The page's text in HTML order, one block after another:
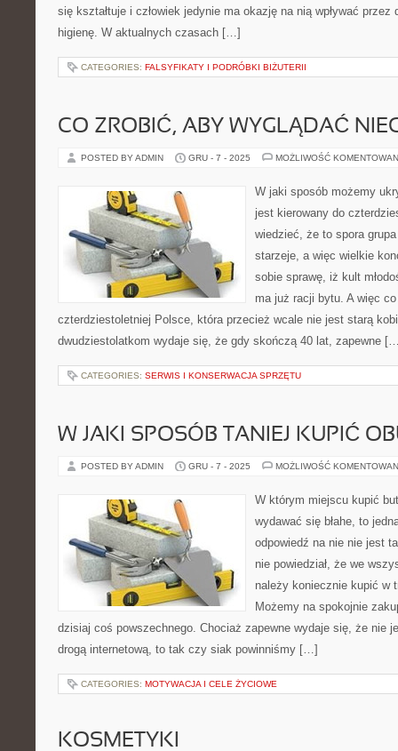
się kształtuje i człowiek jedynie ma okazję na nią wpływać przez
higienę. W aktualnych czasach […]
CATEGORIES: FALSYFIKATY I PODRÓBKI BIŻUTERII
CO ZROBIĆ, ABY WYGLĄDAĆ
POSTED BY ADMIN GRU - 7 - 2025 MOŻLIWOŚĆ
W jaki sposób możemy
jest kierowany do
wiedzieć, że to spora
starzeje, a więc wielkie
sobie sprawę, iż kult
ma już racji bytu. A więc
czterdziestoletniej Polsce, która przecież wcale nie jest starą
dwudziestolatkom wydaje się, że gdy skończą 40 lat, zapewne
CATEGORIES: SERWIS I KONSERWACJA SPRZĘTU
W JAKI SPOSÓB TANIEJ KUPIĆ
POSTED BY ADMIN GRU - 7 - 2025 MOŻLIWOŚĆ
W którym miejscu kupić
wydawać się błahe, to
odpowiedź na nie nie jest
nie powiedział, że we
należy koniecznie kupić w
Możemy na spokojnie
dzisiaj coś powszechnego. Chociaż zapewne wydaje się, że nie
drogą internetową, to tak czy siak powinniśmy […]
CATEGORIES: MOTYWACJA I CELE ŻYCIOWE
KOSMETYKI